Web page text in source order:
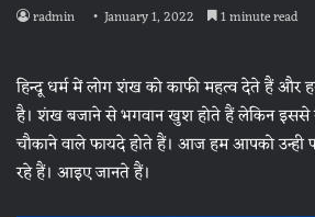
radmin January 1, 2022 1 minute read
हिन्दू धर्म में लोग शंख को काफी महत्व देते हैं और
है। शंख बजाने से भगवान खुश होते हैं लेकिन
चौकाने वाले फायदे होते हैं। आज हम आपको उन्ही
रहे हैं। आइए जानते हैं।